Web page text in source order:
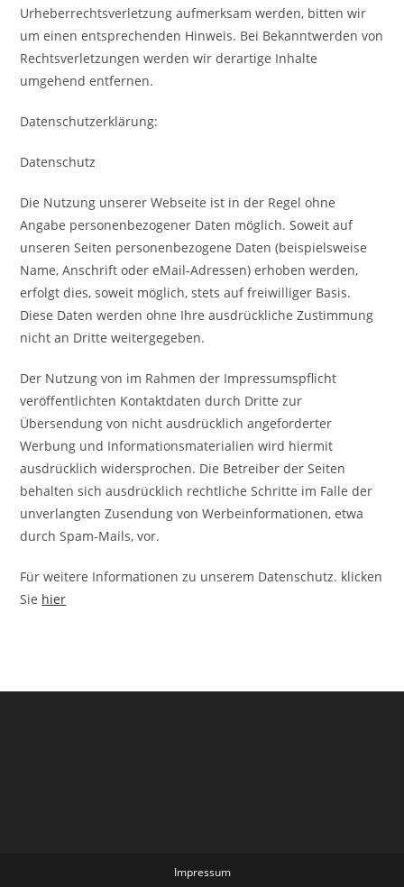
Urheberrechtsverletzung aufmerksam werden, bitten wir
um einen entsprechenden Hinweis. Bei Bekanntwerden von
Rechtsverletzungen werden wir derartige Inhalte
umgehend entfernen.
Datenschutzerklärung:
Datenschutz
Die Nutzung unserer Webseite ist in der Regel ohne
Angabe personenbezogener Daten möglich. Soweit auf
unseren Seiten personenbezogene Daten (beispielsweise
Name, Anschrift oder eMail-Adressen) erhoben werden,
erfolgt dies, soweit möglich, stets auf freiwilliger Basis.
Diese Daten werden ohne Ihre ausdrückliche Zustimmung
nicht an Dritte weitergegeben.
Der Nutzung von im Rahmen der Impressumspflicht
veröffentlichten Kontaktdaten durch Dritte zur
Übersendung von nicht ausdrücklich angeforderter
Werbung und Informationsmaterialien wird hiermit
ausdrücklich widersprochen. Die Betreiber der Seiten
behalten sich ausdrücklich rechtliche Schritte im Falle der
unverlangten Zusendung von Werbeinformationen, etwa
durch Spam-Mails, vor.
Für weitere Informationen zu unserem Datenschutz. klicken
Sie hier
Impressum